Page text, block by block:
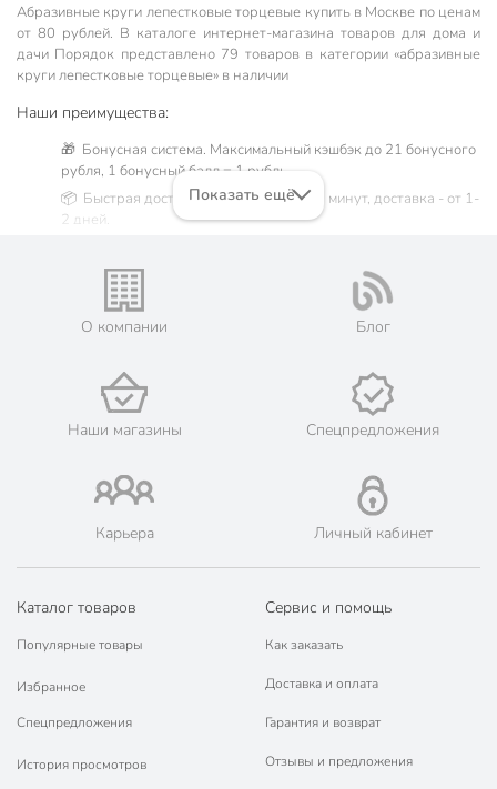
Абразивные круги лепестковые торцевые купить в Москве по ценам
от 80 рублей. В каталоге интернет-магазина товаров для дома и
дачи Порядок представлено 79 товаров в категории «абразивные
круги лепестковые торцевые» в наличии
Наши преимущества:
🎁 Бонусная система. Максимальный кэшбэк до 21 бонусного
рубля, 1 бонусный балл = 1 рубль.
📦 Быстрая доставка. Самовывоз от 60 минут, доставка - от 1-
2 дней.
Жители Московской области могут сделать заказ и оплатить
его онлайн на официальном сайте сети магазинов Порядок.
💳 Оплата: онлайн на сайте интернет-гипермаркета или
🛍 Скидки, акции, распродажи каждый день!
📜 Только оригинальная продукция. Интернет-гипермаркет
Порядок - официальный представитель ведущих мировых
марок.
Показать ещё
О компании Блог
Наши магазины Спецпредложения
Карьера Личный кабинет
Каталог товаров
Популярные товары
Избранное
Спецпредложения
История просмотров
Сервис и помощь
Как заказать
Доставка и оплата
Гарантия и возврат
Отзывы и предложения